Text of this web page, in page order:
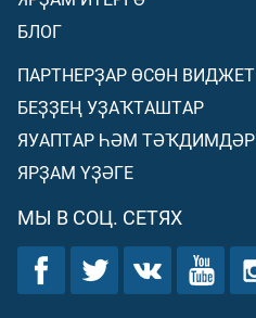
БЛОГ
ПАРТНЕРҘАР ӨСӨН ВИДЖЕТ
БЕҘҘЕҢ УҘАҠТАШТАР
ЯУАПТАР ҺӘМ ТӘҠДИМДӘР
ЯРҘАМ ҮҘӘГЕ
МЫ В СОЦ. СЕТЯХ